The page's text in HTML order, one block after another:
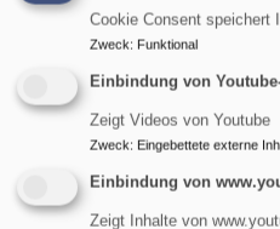
St. Maria
evangelisch in Tennenlohe und im World
Cookie Consent speichert
Zweck: Funktional
Einbindung von
Zeigt Videos von Youtube
Zweck: Eingebettete externe
Einbindung von
Zeigt Inhalte von